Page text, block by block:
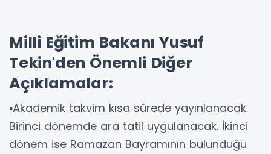
Milli Eğitim Bakanı Yusuf
Tekin'den Önemli Diğer
Açıklamalar:
▪️Akademik takvim kısa sürede yayınlanacak.
Birinci dönemde ara tatil uygulanacak. İkinci
dönem ise Ramazan Bayramının bulunduğu